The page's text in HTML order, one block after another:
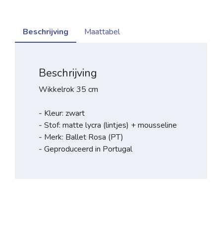
Beschrijving Maattabel
Beschrijving
Wikkelrok 35 cm
- Kleur: zwart
- Stof: matte lycra (lintjes) + mousseline
- Merk: Ballet Rosa (PT)
- Geproduceerd in Portugal